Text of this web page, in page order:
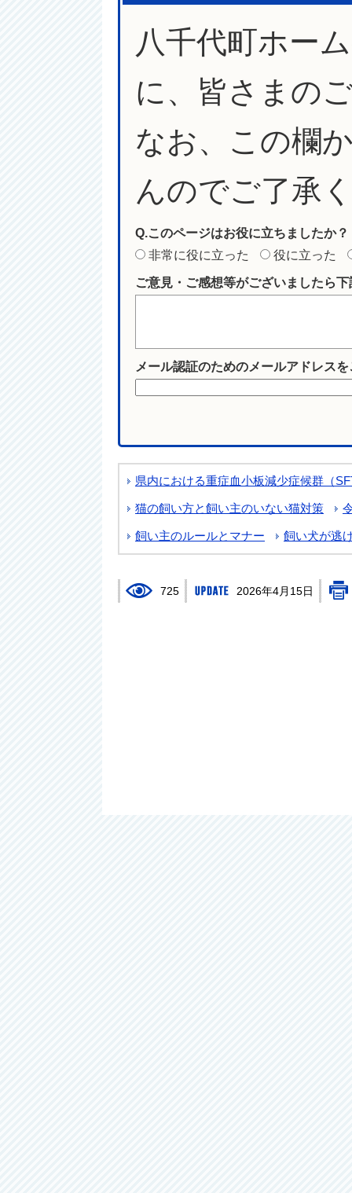
八千代町ホー
に、皆さまの
なお、この欄
んのでご了承
Q.このページはお役に立ちましたか？
非常に役に立った
役に立った
ご意見・ご感想等がございましたら
メール認証のためのメールアドレス
県内における重症血小板減少症候群（
猫の飼い方と飼い主のいない猫対策
飼い主のルールとマナー 飼い犬が逃
725 2026年4月15日